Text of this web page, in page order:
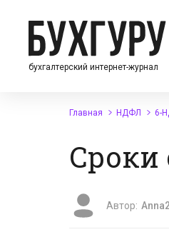
бухгалтерский интернет-журнал
Главная НДФЛ 6-
Сроки
Автор: